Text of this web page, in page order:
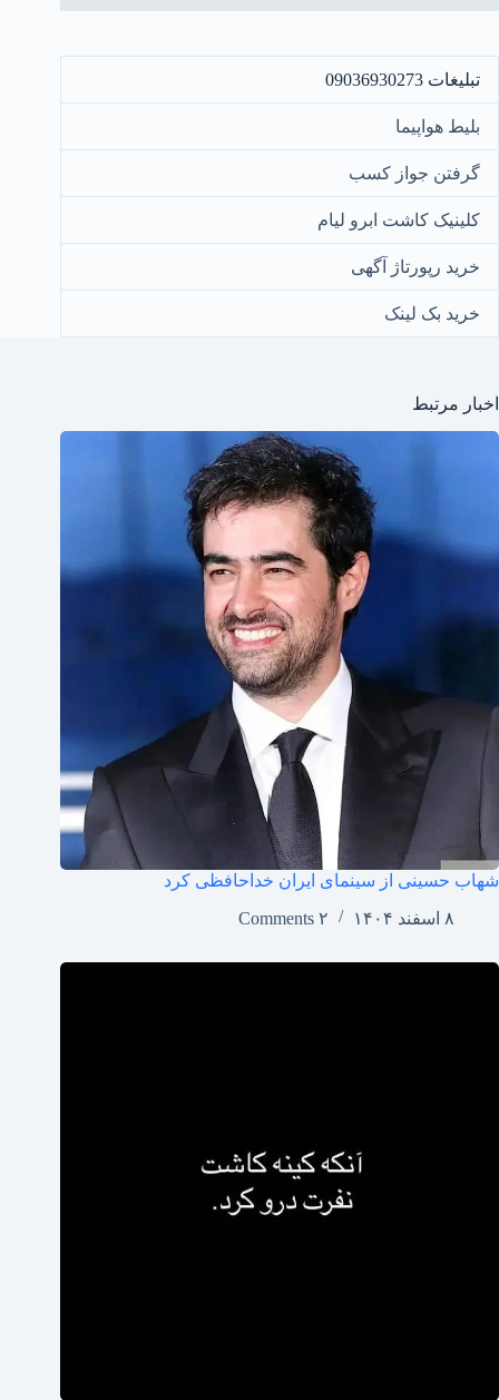
تبلیغات 09036930273
بلیط هواپیما
گرفتن جواز کسب
کلینیک کاشت ابرو لیام
خرید رپورتاژ آگهی
خرید بک لینک
اخبار مرتبط
شهاب حسینی از سینمای ایران خداحافظی کرد
۸ اسفند ۱۴۰۴
۲ Comments